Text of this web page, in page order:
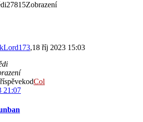
,18 říj 2023 15:03
Col
21:07